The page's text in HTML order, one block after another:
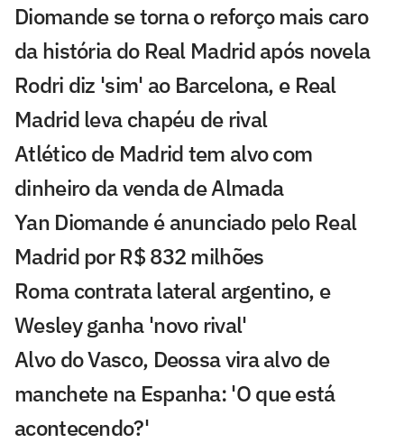
Diomande se torna o reforço mais caro
da história do Real Madrid após novela
Rodri diz 'sim' ao Barcelona, e Real
Madrid leva chapéu de rival
Atlético de Madrid tem alvo com
dinheiro da venda de Almada
Yan Diomande é anunciado pelo Real
Madrid por R$ 832 milhões
Roma contrata lateral argentino, e
Wesley ganha 'novo rival'
Alvo do Vasco, Deossa vira alvo de
manchete na Espanha: 'O que está
acontecendo?'